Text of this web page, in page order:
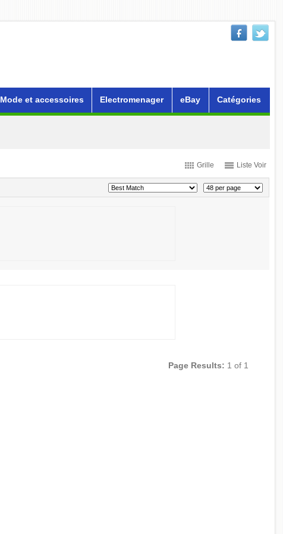
Mode et accessoires Electromenager eBay Catégories
Grille Liste Voir
Page Results: 1 of 1